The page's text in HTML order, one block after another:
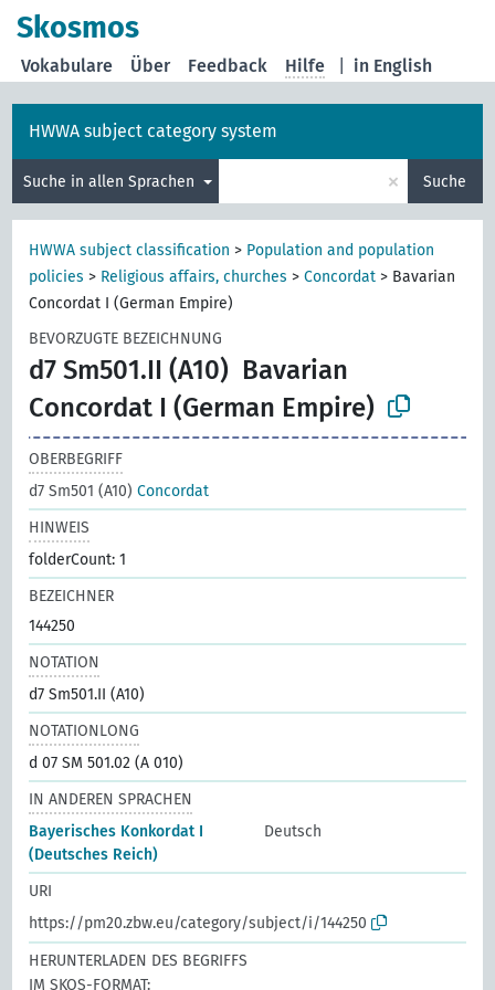
Skosmos
in English
Vokabulare Über Feedback Hilfe
HWWA subject category system
Suche in allen Sprachen × Suche
HWWA subject classification > Population and population
policies > Religious affairs, churches >Concordat > Bavarian
Concordat I (German Empire)
BEVORZUGTE BEZEICHNUNG
d7 Sm501.II (A10) Bavarian
Concordat I (German Empire)
OBERBEGRIFF
d7 Sm501 (A10)Concordat
HINWEIS
folderCount: 1
BEZEICHNER
144250
NOTATION
d7 Sm501.II (A10)
NOTATIONLONG
d 07 SM 501.02 (A 010)
IN ANDEREN SPRACHEN
Bayerisches Konkordat I
(Deutsches Reich)
Deutsch
URI
https://pm20.zbw.eu/category/subject/i/144250
HERUNTERLADEN DES BEGRIFFS
IM SKOS-FORMAT: